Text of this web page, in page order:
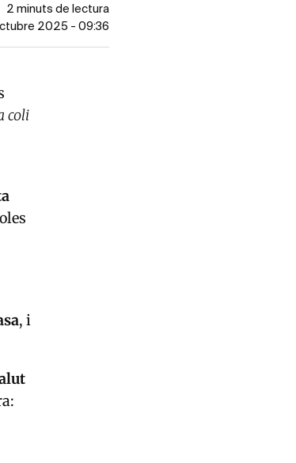
2 minuts de lectura
2025 - 09:36
coli
, i